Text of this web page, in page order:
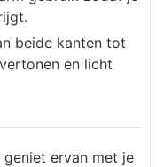
beide kanten tot
en licht
ervan met je